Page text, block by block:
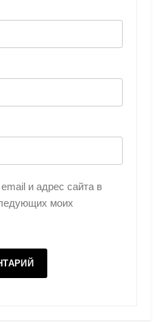
и адрес сайта в
моих